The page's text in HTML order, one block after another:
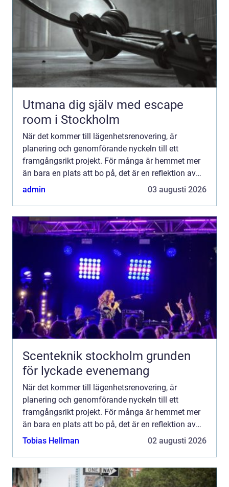
Utmana dig själv med escape
room i Stockholm
När det kommer till lägenhetsrenovering, är
planering och genomförande nyckeln till ett
framgångsrikt projekt. För många är hemmet mer
än bara en plats att bo på, det är en reflektion av
ens p...
admin 03 augusti 2026
Scenteknik stockholm grunden
för lyckade evenemang
När det kommer till lägenhetsrenovering, är
planering och genomförande nyckeln till ett
framgångsrikt projekt. För många är hemmet mer
än bara en plats att bo på, det är en reflektion av
ens p...
Tobias Hellman 02 augusti 2026